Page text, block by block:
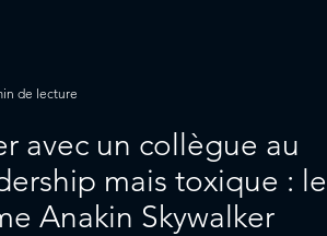
avec un collègue au
mais toxique : le
Anakin Skywalker
de lecture